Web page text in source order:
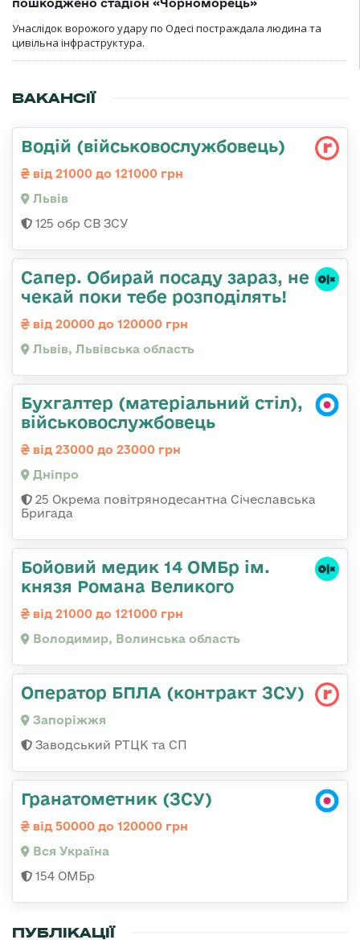
Унаслідок ворожого удару по Одесі постраждала людина та
цивільна інфраструктура.
ВАКАНСІЇ
Водій (військовослужбовець)
від 21000 до 121000 грн
Львів
125 обр СВ ЗСУ
Сапер. Обирай посаду зараз, не
чекай поки тебе розподілять!
від 20000 до 120000 грн
Львів, Львівська область
Бухгалтер (матеріальний стіл),
військовослужбовець
від 23000 до 23000 грн
Дніпро
25 Окрема повітрянодесантна Січеславська
Бригада
Бойовий медик 14 ОМБр ім.
князя Романа Великого
від 21000 до 121000 грн
Володимир, Волинська область
Оператор БПЛА (контракт ЗСУ)
Запоріжжя
Заводський РТЦК та СП
Гранатометник (ЗСУ)
від 50000 до 120000 грн
Вся Україна
154 ОМБр
ПУБЛІКАЦІЇ